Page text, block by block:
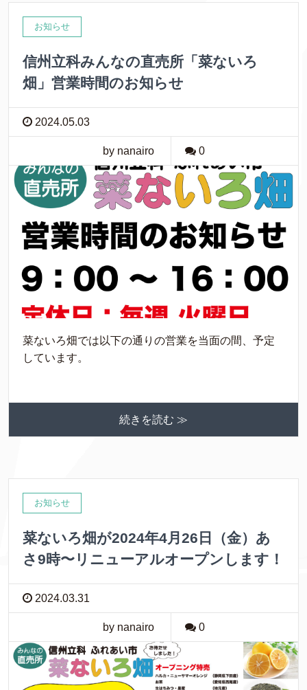
お知らせ
信州立科みんなの直売所「菜ないろ
畑」営業時間のお知らせ
2024.05.03
by nanairo 0
菜ないろ畑では以下の通りの営業を当面の間、予定
しています。
続きを読む ≫
お知らせ
菜ないろ畑が2024年4月26日（金）あ
さ9時〜リニューアルオープンします！
2024.03.31
by nanairo 0